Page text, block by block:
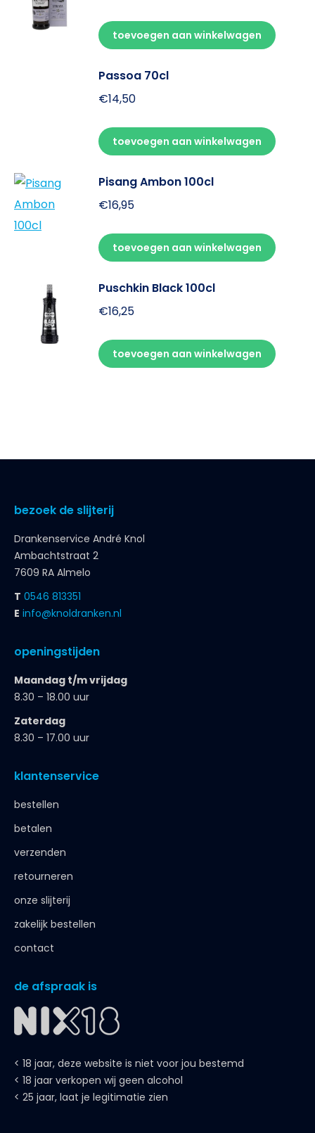
toevoegen aan winkelwagen
Passoa 70cl
€14,50
toevoegen aan winkelwagen
Pisang Ambon 100cl
€16,95
toevoegen aan winkelwagen
Puschkin Black 100cl
€16,25
toevoegen aan winkelwagen
bezoek de slijterij
Drankenservice André Knol
Ambachtstraat 2
7609 RA Almelo
T 0546 813351
E info@knoldranken.nl
openingstijden
Maandag t/m vrijdag
8.30 – 18.00 uur
Zaterdag
8.30 – 17.00 uur
klantenservice
bestellen
betalen
verzenden
retourneren
onze slijterij
zakelijk bestellen
contact
de afspraak is
< 18 jaar, deze website is niet voor jou bestemd
< 18 jaar verkopen wij geen alcohol
< 25 jaar, laat je legitimatie zien